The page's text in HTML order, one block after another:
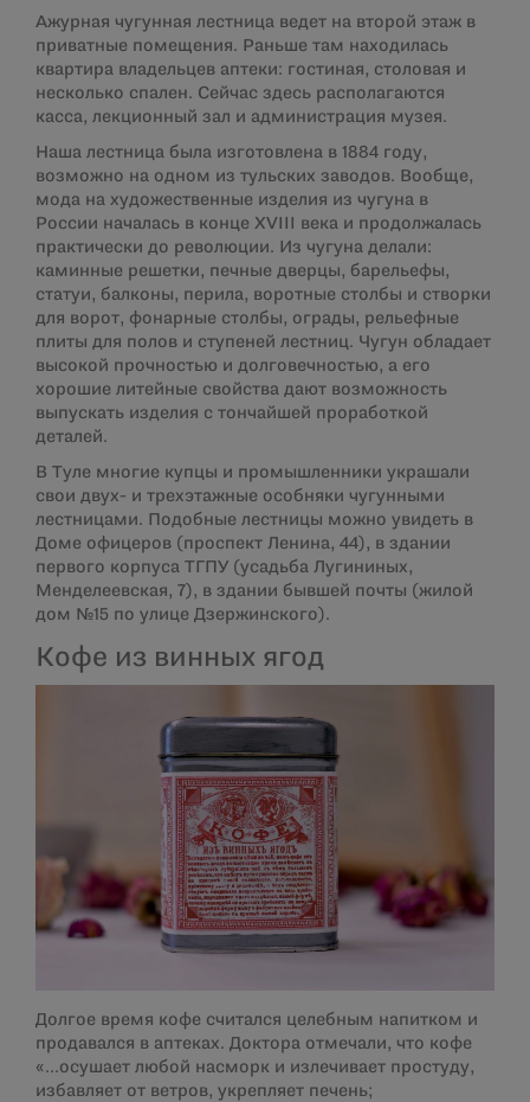
Ажурная чугунная лестница ведет на второй этаж в
приватные помещения. Раньше там находилась
квартира владельцев аптеки: гостиная, столовая и
несколько спален. Сейчас здесь располагаются
касса, лекционный зал и администрация музея.
Наша лестница была изготовлена в 1884 году,
возможно на одном из тульских заводов. Вообще,
мода на художественные изделия из чугуна в
России началась в конце XVIII века и продолжалась
практически до революции. Из чугуна делали:
каминные решетки, печные дверцы, барельефы,
статуи, балконы, перила, воротные столбы и створки
для ворот, фонарные столбы, ограды, рельефные
плиты для полов и ступеней лестниц. Чугун обладает
высокой прочностью и долговечностью, а его
хорошие литейные свойства дают возможность
выпускать изделия с тончайшей проработкой
деталей.
В Туле многие купцы и промышленники украшали
свои двух- и трехэтажные особняки чугунными
лестницами. Подобные лестницы можно увидеть в
Доме офицеров (проспект Ленина, 44), в здании
первого корпуса ТГПУ (усадьба Лугининых,
Менделеевская, 7), в здании бывшей почты (жилой
дом №15 по улице Дзержинского).
Кофе из винных ягод
Долгое время кофе считался целебным напитком и
продавался в аптеках. Доктора отмечали, что кофе
«…осушает любой насморк и излечивает простуду,
избавляет от ветров, укрепляет печень;